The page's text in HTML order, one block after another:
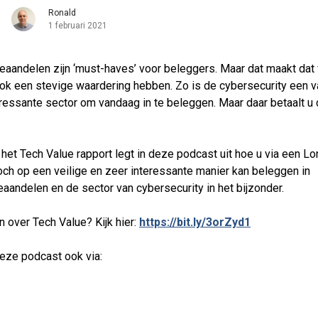
Ronald
1 februari 2021
zijn ‘must-haves’ voor beleggers. Maar dat maakt
een stevige waardering hebben. Zo is de cybersecurity een
sector om vandaag in te beleggen. Maar daar betaalt u
Tech Value rapport legt in deze podcast uit hoe u via een
op een veilige en zeer interessante manier kan beleggen in
en de sector van cybersecurity in het bijzonder.
over Tech Value? Kijk hier: https://bit.ly/3orZyd1
podcast ook via: